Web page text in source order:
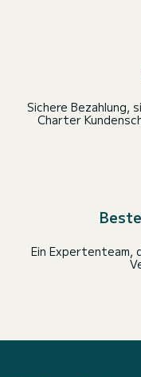
Sichere Bezahlung,
Charter
Ein Expertenteam,